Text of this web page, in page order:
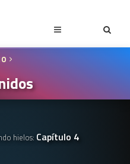
hielos: Capítulo 4